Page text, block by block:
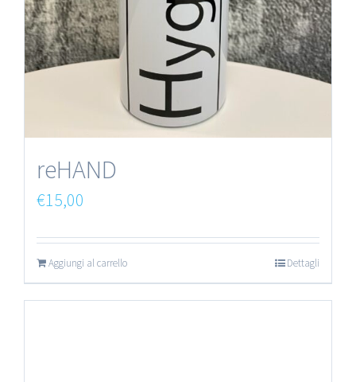
reHAND
€15,00
Aggiungi al carrello Dettagli